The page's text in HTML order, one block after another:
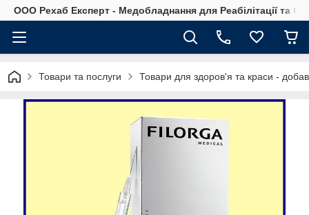
OOO Рехаб Експерт - Медобладнання для Реабілітації та
Товари та послуги Товари для здоров'я та краси -